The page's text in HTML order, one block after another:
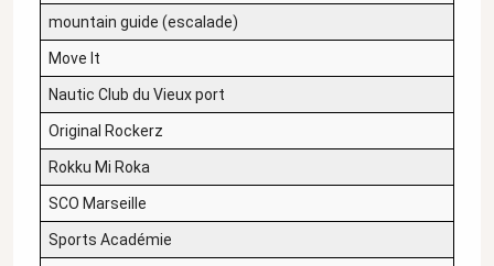
mountain guide (escalade)
Move It
Nautic Club du Vieux port
Original Rockerz
Rokku Mi Roka
SCO Marseille
Sports Académie